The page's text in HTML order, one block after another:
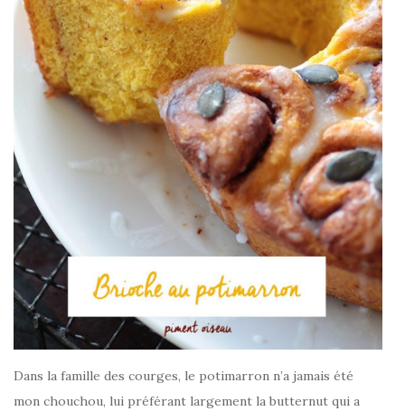
Dans la famille des courges, le potimarron n’a jamais été
mon chouchou, lui préférant largement la butternut qui a